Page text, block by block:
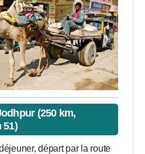
(250 km,
51)
départ par la route